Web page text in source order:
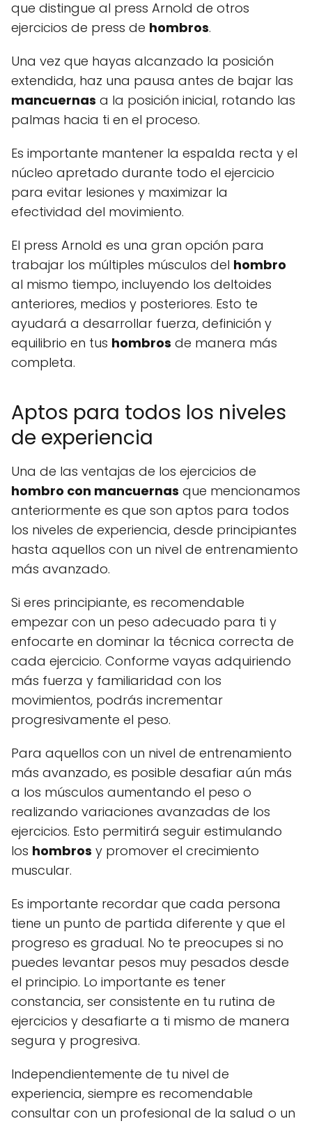
que distingue al press Arnold de otros
ejercicios de press de hombros.
Una vez que hayas alcanzado la posición
extendida, haz una pausa antes de bajar las
mancuernas a la posición inicial, rotando las
palmas hacia ti en el proceso.
Es importante mantener la espalda recta y el
núcleo apretado durante todo el ejercicio
para evitar lesiones y maximizar la
efectividad del movimiento.
El press Arnold es una gran opción para
trabajar los múltiples músculos del hombro
al mismo tiempo, incluyendo los deltoides
anteriores, medios y posteriores. Esto te
ayudará a desarrollar fuerza, definición y
equilibrio en tus hombros de manera más
completa.
Aptos para todos los niveles
de experiencia
Una de las ventajas de los ejercicios de
hombro con mancuernas que mencionamos
anteriormente es que son aptos para todos
los niveles de experiencia, desde principiantes
hasta aquellos con un nivel de entrenamiento
más avanzado.
Si eres principiante, es recomendable
empezar con un peso adecuado para ti y
enfocarte en dominar la técnica correcta de
cada ejercicio. Conforme vayas adquiriendo
más fuerza y familiaridad con los
movimientos, podrás incrementar
progresivamente el peso.
Para aquellos con un nivel de entrenamiento
más avanzado, es posible desafiar aún más
a los músculos aumentando el peso o
realizando variaciones avanzadas de los
ejercicios. Esto permitirá seguir estimulando
los hombros y promover el crecimiento
muscular.
Es importante recordar que cada persona
tiene un punto de partida diferente y que el
progreso es gradual. No te preocupes si no
puedes levantar pesos muy pesados desde
el principio. Lo importante es tener
constancia, ser consistente en tu rutina de
ejercicios y desafiarte a ti mismo de manera
segura y progresiva.
Independientemente de tu nivel de
experiencia, siempre es recomendable
consultar con un profesional de la salud o un